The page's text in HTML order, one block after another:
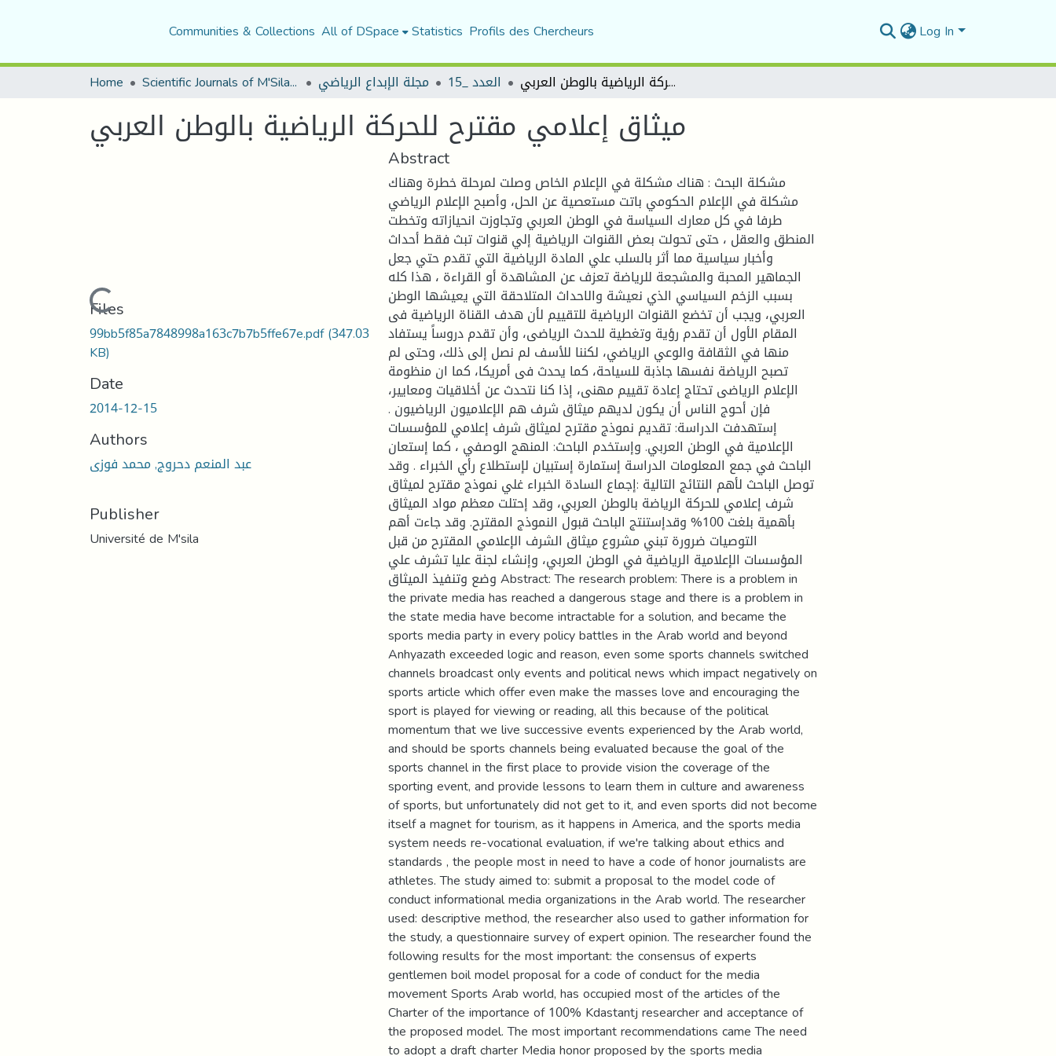
Communities & Collections All of DSpace Statistics Profils des Chercheurs Log In
Home Scientific Journals of M'Sila University مجلة الإبداع الرياضي العدد _15 ميثاق إعلامي مقترح للحركة الرياضية بالوطن العربي
ميثاق إعلامي مقترح للحركة الرياضية بالوطن العربي
Loading...
Files
99bb5f85a7848998a163c7b7b5ffe67e.pdf(347.03
KB)
Date
2014-12-15
Authors
عبد المنعم دحروج, محمد فوزى
Publisher
Université de M'sila
Abstract
مشكلة البحث : هناك مشكلة في الإعلام الخاص وصلت لمرحلة خطرة وهناك
مشكلة في الإعلام الحكومي باتت مستعصية عن الحل، وأصبح الإعلام الرياضي
طرفا في كل معارك السياسة في الوطن العربي وتجاوزت انحيازاته وتخطت
المنطق والعقل ، حتى تحولت بعض القنوات الرياضية إلي قنوات تبث فقط أحداث
وأخبار سياسية مما أثر بالسلب علي المادة الرياضية التي تقدم حتي جعل
الجماهير المحبة والمشجعة للرياضة تعزف عن المشاهدة أو القراءة ، هذا كله
بسبب الزخم السياسي الذي نعيشة والاحداث المتلاحقة التي يعيشها الوطن
العربي، ويجب أن تخضع القنوات الرياضية للتقييم لأن هدف القناة الرياضية فى
المقام الأول أن تقدم رؤية وتغطية للحدث الرياضى، وأن تقدم دروساً يستفاد
منها في الثقافة والوعي الرياضي، لكننا للأسف لم نصل إلى ذلك، وحتى لم
تصبح الرياضة نفسها جاذبة للسياحة، كما يحدث فى أمريكا، كما ان منظومة
الإعلام الرياضى تحتاج إعادة تقييم مهنى، إذا كنا نتحدث عن أخلاقيات ومعايير،
فإن أحوج الناس أن يكون لديهم ميثاق شرف هم الإعلاميون الرياضيون .
إستهدفت الدراسة: تقديم نموذج مقترح لميثاق شرف إعلامي للمؤسسات
الإعلامية في الوطن العربي. وإستخدم الباحث: المنهج الوصفي ، كما إستعان
الباحث في جمع المعلومات الدراسة إستمارة إستبيان لإستطلاع رأي الخبراء . وقد
توصل الباحث لأهم النتائج التالية :إجماع السادة الخبراء غلي نموذج مقترح لميثاق
شرف إعلامي للحركة الرياضة بالوطن العربي، وقد إحتلت معظم مواد الميثاق
بأهمية بلغت 100% وقدإستنتج الباحث قبول النموذج المقترح. وقد جاءت أهم
التوصيات ضرورة تبني مشروع ميثاق الشرف الإعلامي المقترح من قبل
المؤسسات الإعلامية الرياضية في الوطن العربي، وإنشاء لجنة عليا تشرف علي
وضع وتنفيذ الميثاق Abstract: The research problem: There is a problem in
the private media has reached a dangerous stage and there is a problem in
the state media have become intractable for a solution, and became the
sports media party in every policy battles in the Arab world and beyond
Anhyazath exceeded logic and reason, even some sports channels switched
channels broadcast only events and political news which impact negatively on
sports article which offer even make the masses love and encouraging the
sport is played for viewing or reading, all this because of the political
momentum that we live successive events experienced by the Arab world,
and should be sports channels being evaluated because the goal of the
sports channel in the first place to provide vision the coverage of the
sporting event, and provide lessons to learn them in culture and awareness
of sports, but unfortunately did not get to it, and even sports did not become
itself a magnet for tourism, as it happens in America, and the sports media
system needs re-vocational evaluation, if we're talking about ethics and
standards , the people most in need to have a code of honor journalists are
athletes. The study aimed to: submit a proposal to the model code of
conduct informational media organizations in the Arab world. The researcher
used: descriptive method, the researcher also used to gather information for
the study, a questionnaire survey of expert opinion. The researcher found the
following results for the most important: the consensus of experts
gentlemen boil model proposal for a code of conduct for the media
movement Sports Arab world, has occupied most of the articles of the
Charter of the importance of 100% Kdastantj researcher and acceptance of
the proposed model. The most important recommendations came The need
to adopt a draft charter Media honor proposed by the sports media